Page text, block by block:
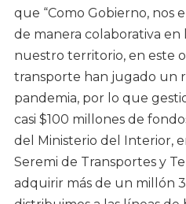
que “Como Gobierno, nos
de manera colaborativa
nuestro territorio, en este
transporte han jugado un
pandemia, por lo que
casi $100 millones de
del Ministerio del Interior,
Seremi de Transportes y
adquirir más de un millón